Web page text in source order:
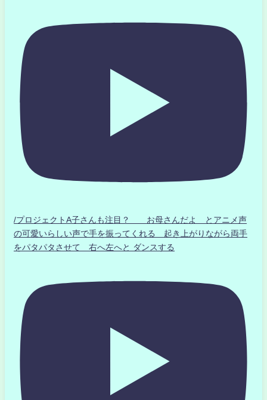
/プロジェクトA子さんも注目？ お母さんだよ とアニメ声
の可愛いらしい声で手を振ってくれる 起き上がりながら両手
をパタパタさせて 右へ左へと ダンスする